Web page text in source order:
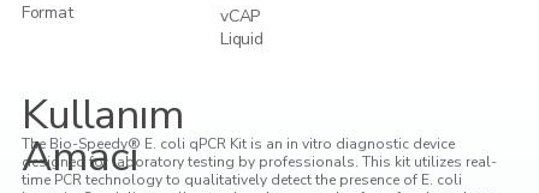
vCAP
Liquid
Format
The Bio-Speedy® E. coli qPCR Kit is an in vitro diagnostic device
designed for laboratory testing by professionals. This kit utilizes real-
time PCR technology to qualitatively detect the presence of E. coli
Kullanım
Amacı